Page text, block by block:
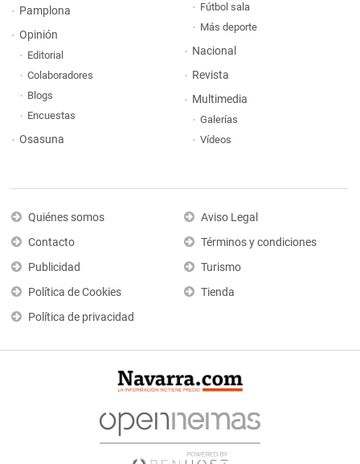
Pamplona
Opinión
Editorial
Colaboradores
Blogs
Encuestas
Osasuna
Fútbol sala
Más deporte
Nacional
Revista
Multimedia
Galerías
Vídeos
Quiénes somos
Contacto
Publicidad
Política de Cookies
Política de privacidad
Aviso Legal
Términos y condiciones
Turismo
Tienda